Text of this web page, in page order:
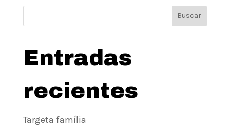
Buscar
Entradas
recientes
Targeta família